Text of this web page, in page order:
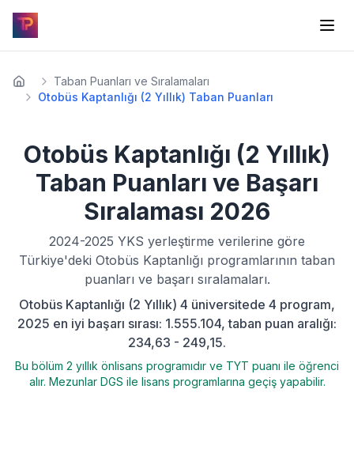
Taban Puanları ve Sıralamaları
Otobüs Kaptanlığı (2 Yıllık) Taban Puanları
Otobüs Kaptanlığı (2 Yıllık)
Taban Puanları ve Başarı
Sıralaması 2026
2024-2025 YKS yerleştirme verilerine göre
Türkiye'deki Otobüs Kaptanlığı programlarının taban
puanları ve başarı sıralamaları.
Otobüs Kaptanlığı (2 Yıllık) 4 üniversitede 4 program,
2025 en iyi başarı sırası: 1.555.104, taban puan aralığı:
234,63 - 249,15.
Bu bölüm 2 yıllık önlisans programıdır ve TYT puanı ile öğrenci
alır. Mezunlar DGS ile lisans programlarına geçiş yapabilir.